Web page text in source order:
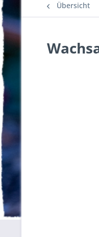
Übersicht